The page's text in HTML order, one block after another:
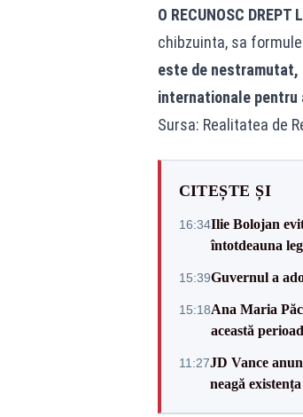
O RECUNOSC DREPT
chibzuinta, sa
este de
internationale pentru
Sursa: Realitatea de
CITEȘTE ȘI
16:34Ilie Bolojan
întotdeauna
15:39Guvernul a
15:18Ana Maria
această
11:27JD Vance
neagă